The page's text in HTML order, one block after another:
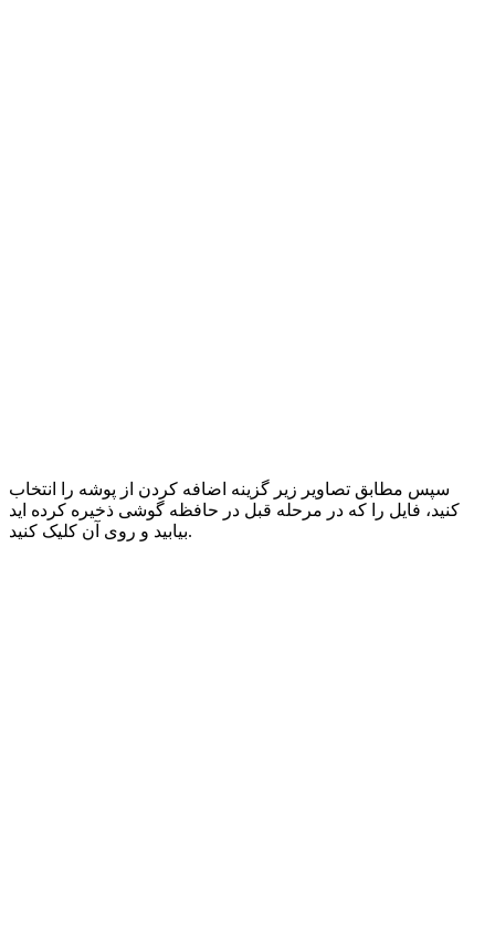
سپس مطابق تصاویر زیر گزینه اضافه کردن از پوشه را انتخاب
کنید، فایل را که در مرحله قبل در حافظه گوشی ذخیره کرده اید
بیابید و روی آن کلیک کنید.